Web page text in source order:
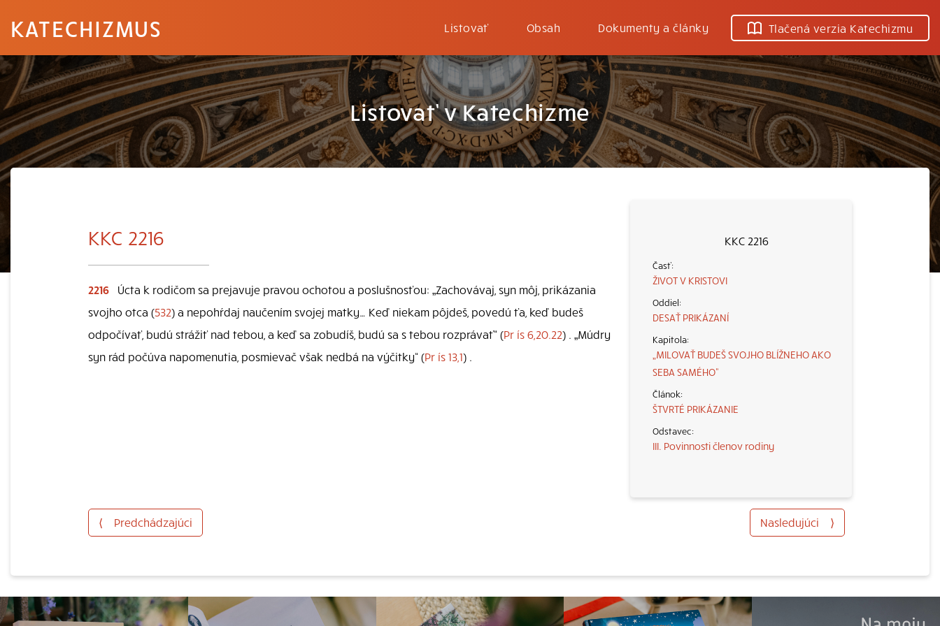
KATECHIZMUS Listovať Obsah Dokumenty a články Tlačená verzia Katechizmu
Listovať v Katechizme
KKC 2216
ŽIVOT V KRISTOVI
DESAŤ PRIKÁZANÍ
„MILOVAŤ BUDEŠ SVOJHO BLÍŽNEHO AKO
SEBA SAMÉHO“
ŠTVRTÉ PRIKÁZANIE
III. Povinnosti členov rodiny
KKC 2216
2216
Úcta k rodičom sa prejavuje pravou ochotou a poslušnosťou: „Zachovávaj, syn môj, prikázania
svojho otca (532) a nepohŕdaj naučením svojej matky… Keď niekam pôjdeš, povedú ťa, keď budeš
odpočívať, budú strážiť nad tebou, a keď sa zobudíš, budú sa s tebou rozprávať“ (Pr ís 6,20.22) . „Múdry
syn rád počúva napomenutia, posmievač však nedbá na výčitky“ (Pr ís 13,1) .
⟨ Predchádzajúci Nasledujúci ⟩